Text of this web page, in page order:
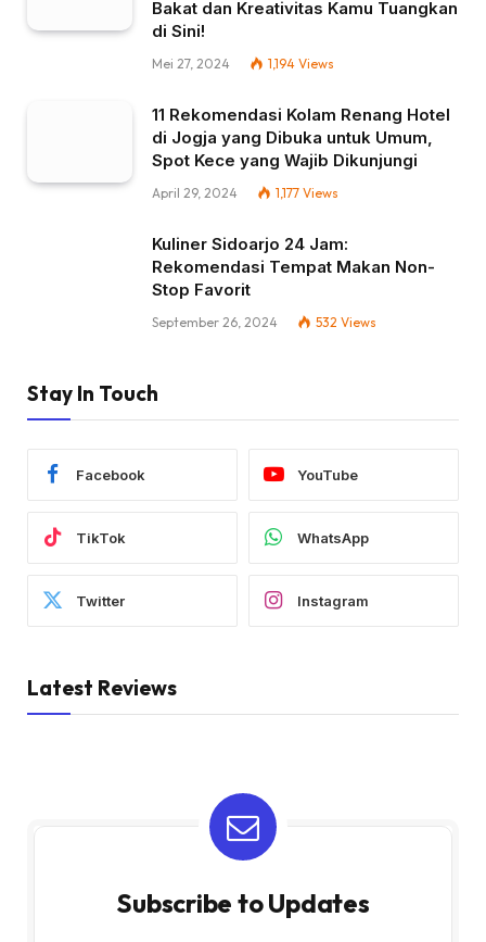
Bakat dan Kreativitas Kamu Tuangkan
di Sini!
Mei 27, 2024 1,194 Views
11 Rekomendasi Kolam Renang Hotel
di Jogja yang Dibuka untuk Umum,
Spot Kece yang Wajib Dikunjungi
April 29, 2024 1,177 Views
Kuliner Sidoarjo 24 Jam:
Rekomendasi Tempat Makan Non-
Stop Favorit
September 26, 2024 532 Views
Stay In Touch
Facebook YouTube
TikTok WhatsApp
Twitter Instagram
Latest Reviews
Subscribe to Updates